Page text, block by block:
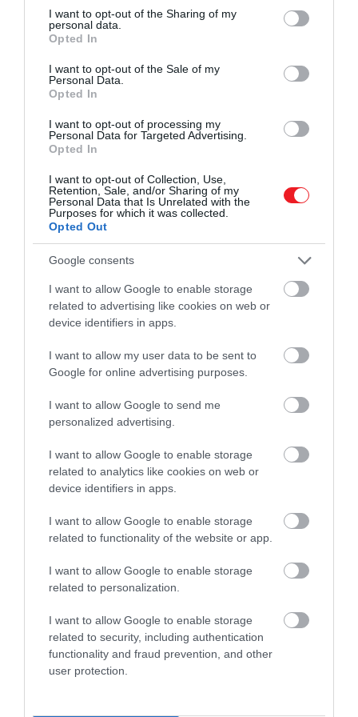
not limited to your visit or usage behaviour. You may click to
grant or deny consent to Google and its third-party tags to
use your data for below specified purposes in below Google
consent section.
I want to opt-out of the Sharing of my
personal data.
Opted In
I want to opt-out of the Sale of my
Personal Data.
Opted In
I want to opt-out of processing my
Personal Data for Targeted Advertising.
Opted In
I want to opt-out of Collection, Use,
Retention, Sale, and/or Sharing of my
Personal Data that Is Unrelated with the
Purposes for which it was collected.
Opted Out
Google consents
I want to allow Google to enable storage
related to advertising like cookies on web or
device identifiers in apps.
I want to allow my user data to be sent to
Google for online advertising purposes.
I want to allow Google to send me
personalized advertising.
I want to allow Google to enable storage
related to analytics like cookies on web or
device identifiers in apps.
I want to allow Google to enable storage
related to functionality of the website or app.
I want to allow Google to enable storage
related to personalization.
I want to allow Google to enable storage
related to security, including authentication
functionality and fraud prevention, and other
user protection.
A tudományos-fantasztikus történetek
évtizedek óta próbálnak felkészíteni
történő első találkozásra. Egyes
elméletekben inváziós flották jelennek
meg az égen, máshol fejlettebb lények
próbálnak kapcsolatba lépni az…
2025. DECEMBER 31. ● HAMU ÉS GYÉMÁNT
az első találkozás az…